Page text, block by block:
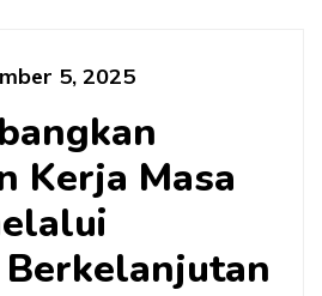
5, 2025
Kerja Masa